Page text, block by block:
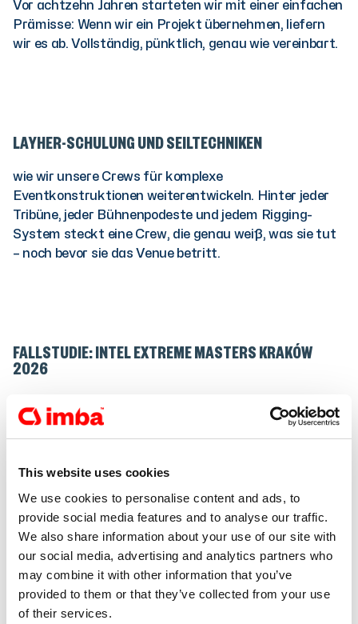
This website uses cookies
We use cookies to personalise content and ads, to
provide social media features and to analyse our traffic.
We also share information about your use of our site with
our social media, advertising and analytics partners who
may combine it with other information that you’ve
provided to them or that they’ve collected from your use
of their services.
Vor achtzehn Jahren starteten wir mit einer einfachen
Prämisse: Wenn wir ein Projekt übernehmen, liefern
wir es ab. Vollständig, pünktlich, genau wie vereinbart.
LAYHER-SCHULUNG UND SEILTECHNIKEN
wie wir unsere Crews für komplexe
Eventkonstruktionen weiterentwickeln. Hinter jeder
Tribüne, jeder Bühnenpodeste und jedem Rigging-
System steckt eine Crew, die genau weiß, was sie tut
– noch bevor sie das Venue betritt.
FALLSTUDIE: INTEL EXTREME MASTERS KRAKÓW
2026
Esports-Events der Welt. Die Ausgabe 2026 wurde von
Kattowitz nach Krakau verlegt, was ein neues Venue,
Maßstab bedeutete.
IN DER EVENTBRANCHE IST EINE IDEE ERST DER
ANFANG